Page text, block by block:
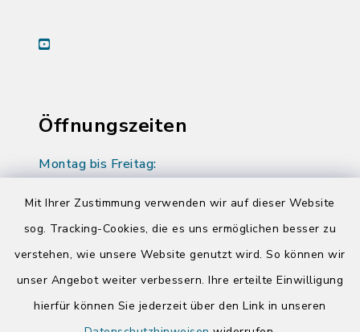
Mit Ihrer Zustimmung verwenden wir auf dieser Website
sog. Tracking-Cookies, die es uns ermöglichen besser zu
verstehen, wie unsere Website genutzt wird. So können wir
unser Angebot weiter verbessern. Ihre erteilte Einwilligung
hierfür können Sie jederzeit über den Link in unseren
youtube
Öffnungszeiten
Montag bis Freitag:
Donnerstag zusätzlich:
14:00-17:00 Uhr
Quicklinks